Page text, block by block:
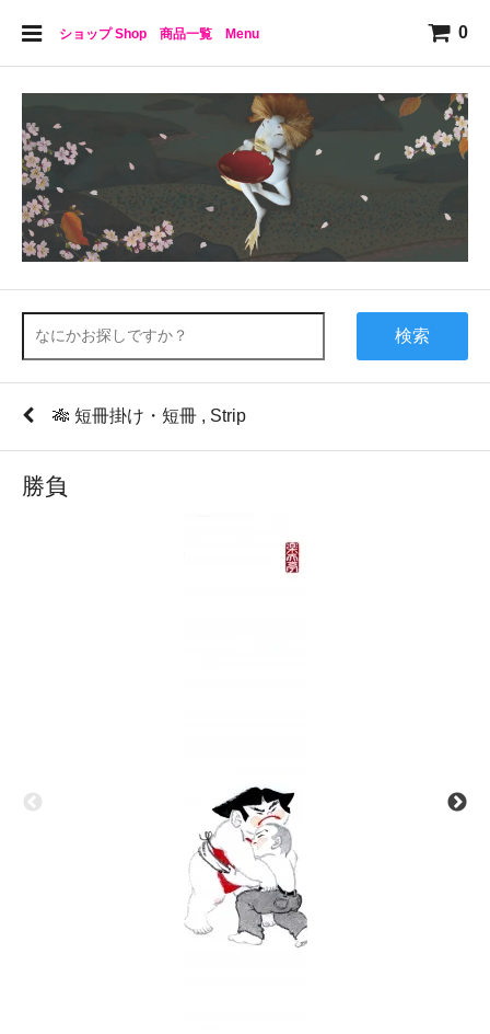
ショップ Shop 商品一覧 Menu 0
検索
🎋 短冊掛け・短冊 , Strip
勝負